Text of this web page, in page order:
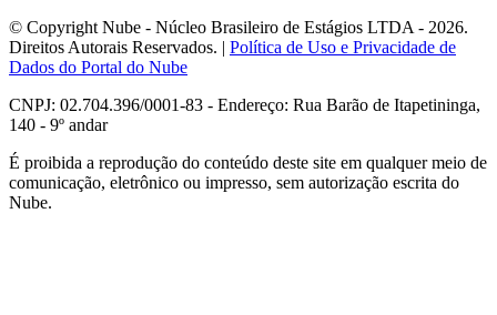
© Copyright Nube - Núcleo Brasileiro de Estágios LTDA - 2026.
Direitos Autorais Reservados. | Política de Uso e Privacidade de
Dados do Portal do Nube
CNPJ: 02.704.396/0001-83 - Endereço: Rua Barão de Itapetininga,
140 - 9º andar
É proibida a reprodução do conteúdo deste site em qualquer meio de
comunicação, eletrônico ou impresso, sem autorização escrita do
Nube.